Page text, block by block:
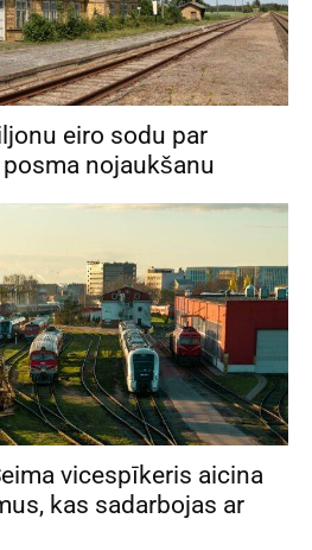
eiro sodu par
nojaukšanu
vicespīkeris aicina
kas sadarbojas ar